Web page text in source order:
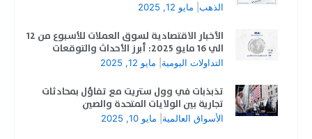
الذهب مايو 12, 2025
الأخبار الاقتصادية لسوق العملات للأسبوع من 12
الي 16 مايو 2025: أبرز الأحداث والتوقعات
التداولات اليومية مايو 12, 2025
تذبذبات في وول ستريت مع تفاؤل بمحادثات
تجارية بين الولايات المتحدة والصين
الأسواق العالمية مايو 10, 2025